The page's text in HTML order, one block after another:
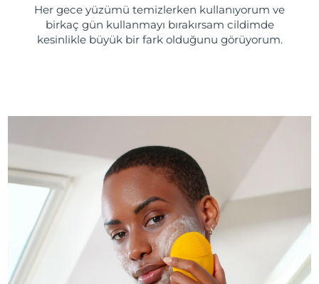
Her gece yüzümü temizlerken kullanıyorum ve
birkaç gün kullanmayı bırakırsam cildimde
kesinlikle büyük bir fark olduğunu görüyorum.